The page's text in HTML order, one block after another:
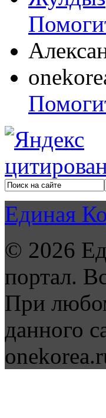
Единая
© 2026
портал.
При
данного